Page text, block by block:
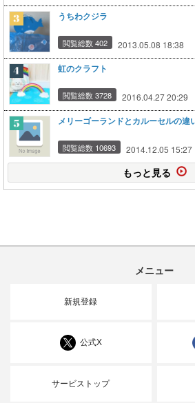
うちわクジラ
閲覧総数 402 2013.05.08 18:38
虹のクラフト
閲覧総数 3728 2016.04.27 20:29
メリーゴーランドとカルーセルの違
閲覧総数 10693 2014.12.05 15:27
もっと見る
メニュー
新規登録
公式X
サービストップ